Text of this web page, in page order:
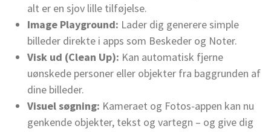
alt er en sjov lille tilføjelse.
Image Playground: Lader dig generere simple
billeder direkte i apps som Beskeder og Noter.
Visk ud (Clean Up): Kan automatisk fjerne
uønskede personer eller objekter fra baggrunden af
dine billeder.
Visuel søgning: Kameraet og Fotos-appen kan nu
genkende objekter, tekst og vartegn – og give dig